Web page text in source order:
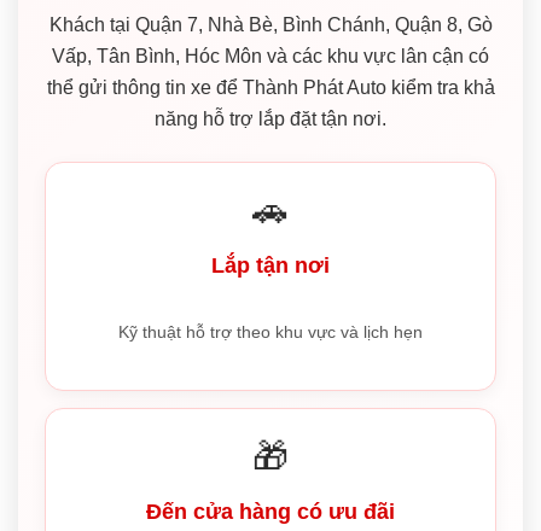
Khách tại Quận 7, Nhà Bè, Bình Chánh, Quận 8, Gò
Vấp, Tân Bình, Hóc Môn và các khu vực lân cận có
thể gửi thông tin xe để Thành Phát Auto kiểm tra khả
năng hỗ trợ lắp đặt tận nơi.
🚗
Lắp tận nơi
Kỹ thuật hỗ trợ theo khu vực và lịch hẹn
🎁
Đến cửa hàng có ưu đãi